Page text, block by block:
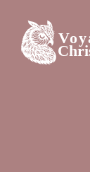
content